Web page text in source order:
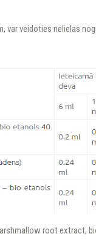
var veidoties nelielas
root extract,